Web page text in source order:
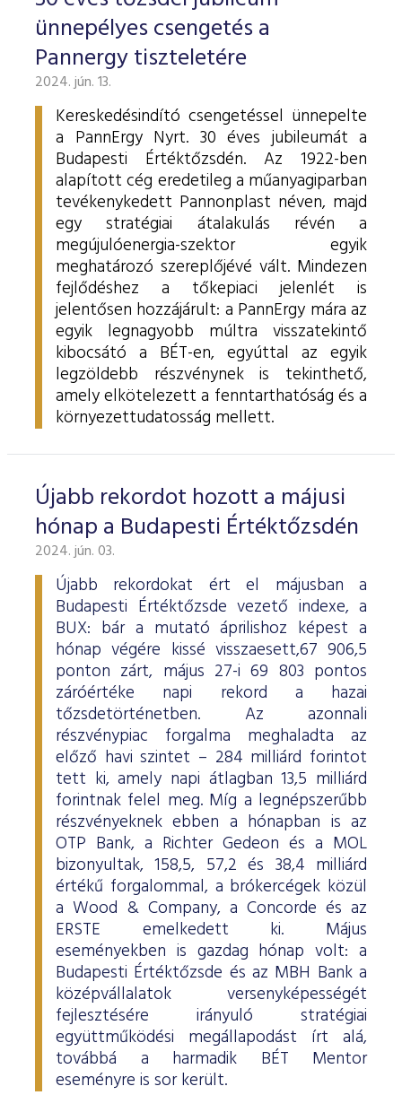
ESG Útmutató
ünnepélyes csengetés a
Pannergy tiszteletére
2024. jún. 13.
Kereskedésindító csengetéssel ünnepelte
a PannErgy Nyrt. 30 éves jubileumát a
Budapesti Értéktőzsdén. Az 1922-ben
alapított cég eredetileg a műanyagiparban
tevékenykedett Pannonplast néven, majd
egy stratégiai átalakulás révén a
megújulóenergia-szektor egyik
meghatározó szereplőjévé vált. Mindezen
fejlődéshez a tőkepiaci jelenlét is
jelentősen hozzájárult: a PannErgy mára az
egyik legnagyobb múltra visszatekintő
kibocsátó a BÉT-en, egyúttal az egyik
legzöldebb részvénynek is tekinthető,
amely elkötelezett a fenntarthatóság és a
környezettudatosság mellett.
Újabb rekordot hozott a májusi
hónap a Budapesti Értéktőzsdén
2024. jún. 03.
Újabb rekordokat ért el májusban a
Budapesti Értéktőzsde vezető indexe, a
BUX: bár a mutató áprilishoz képest a
hónap végére kissé visszaesett,67 906,5
ponton zárt, május 27-i 69 803 pontos
záróértéke napi rekord a hazai
tőzsdetörténetben. Az azonnali
részvénypiac forgalma meghaladta az
előző havi szintet – 284 milliárd forintot
tett ki, amely napi átlagban 13,5 milliárd
forintnak felel meg. Míg a legnépszerűbb
részvényeknek ebben a hónapban is az
OTP Bank, a Richter Gedeon és a MOL
bizonyultak, 158,5, 57,2 és 38,4 milliárd
értékű forgalommal, a brókercégek közül
a Wood & Company, a Concorde és az
ERSTE emelkedett ki. Május
eseményekben is gazdag hónap volt: a
Budapesti Értéktőzsde és az MBH Bank a
középvállalatok versenyképességét
fejlesztésére irányuló stratégiai
együttműködési megállapodást írt alá,
továbbá a harmadik BÉT Mentor
eseményre is sor került.